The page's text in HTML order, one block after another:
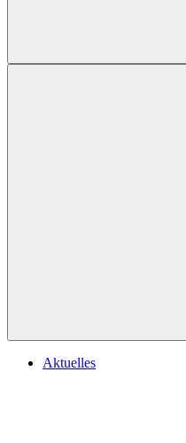
Suchen
Aktuelles